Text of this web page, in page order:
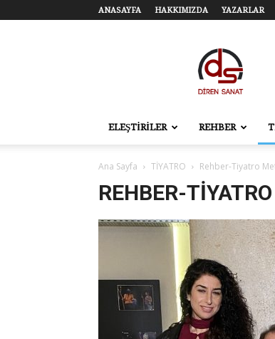
ANASAYFA HAKKIMIZDA YAZARLAR
Diren
Sanat
–
Tiyatro,
Sahne
ELEŞTİRİLER REHBER
Ana Sayfa TİYATRO Rehber-Tiyatro
REHBER-